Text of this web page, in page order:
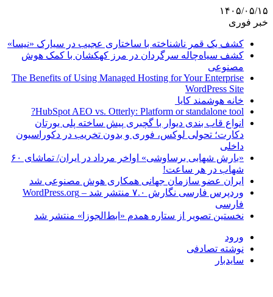
۱۴۰۵/۰۵/۱۵
خبر فوری
کشف یک قمر ناشناخته با ساختاری عجیب در سیارک «نیسا»
کشف سیاه‌چاله سرگردان در مرز کهکشان با کمک هوش
مصنوعی
The Benefits of Using Managed Hosting for Your Enterprise
WordPress Site
خانه هوشمند کایا
HubSpot AEO vs. Otterly: Platform or standalone tool?
انواع قاب بندی دیوار با گچبری پیش ساخته پلی یورتان
دکارت؛ تحولی لوکس، فوری و بدون تخریب در دکوراسیون
داخلی
«بارش شهابی برساوشی» اواخر مرداد در ایران/ تماشای ۶۰
شهاب در هر ساعت!
ایران عضو سازمان جهانی همکاری هوش مصنوعی شد
وردپرس فارسی نگارش ۷.۰ منتشر شد – WordPress.org
فارسی
نخستین تصویر از ستاره همدم «ابط‌الجوزا» منتشر شد
ورود
نوشته تصادفی
سایدبار